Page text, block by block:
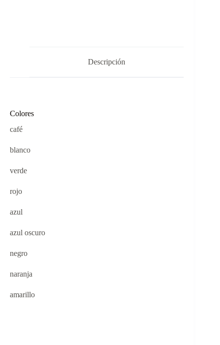
Descripción
Colores
café
blanco
verde
rojo
azul
azul oscuro
negro
naranja
amarillo